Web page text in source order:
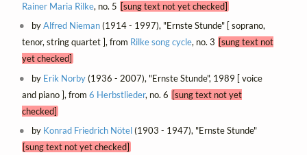
Rainer Maria Rilke, no. 5 [sung text not yet checked]
byAlfred Nieman(1914 - 1997), "Ernste Stunde" [ soprano,
tenor, string quartet ], from Rilke song cycle, no. 3 [sung text not
yet checked]
by Erik Norby(1936 - 2007), "Ernste Stunde", 1989 [ voice
and piano ], from 6 Herbstlieder, no. 6 [sung text not yet
checked]
by Konrad Friedrich Nötel(1903 - 1947), "Ernste Stunde"
[sung text not yet checked]